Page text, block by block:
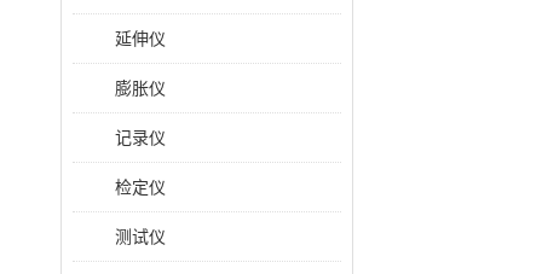
延伸仪
膨胀仪
记录仪
检定仪
测试仪